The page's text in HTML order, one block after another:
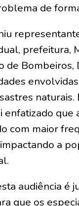
de
prefeitura,
de Bombeiros,
naturais.
enfatizado que
com maior
a
audiência é
que os